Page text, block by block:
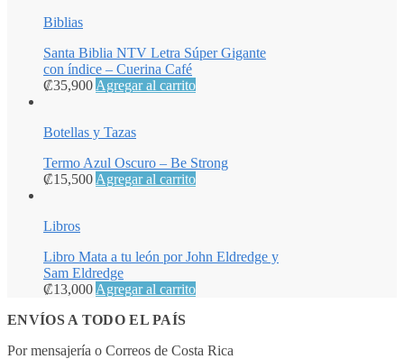
Biblias
Santa Biblia NTV Letra Súper Gigante
con índice – Cuerina Café
₡35,900 Agregar al carrito
Botellas y Tazas
Termo Azul Oscuro – Be Strong
₡15,500 Agregar al carrito
Libros
Libro Mata a tu león por John Eldredge y
Sam Eldredge
₡13,000 Agregar al carrito
ENVÍOS A TODO EL PAÍS
Por mensajería o Correos de Costa Rica